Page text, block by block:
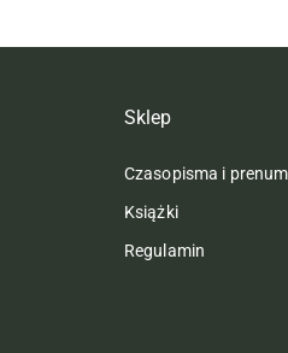
Sklep
Czasopisma i
Książki
Regulamin